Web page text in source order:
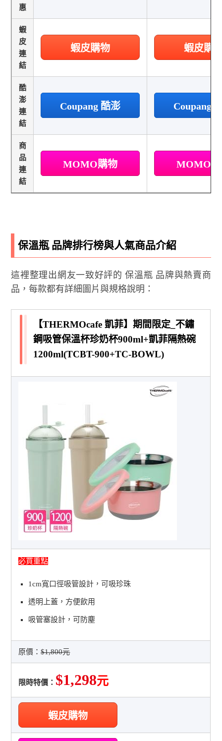
惠
蝦
皮
連
結
蝦皮購物 蝦皮購
酷
澎
連
結
Coupang 酷澎 Coupang
商
品
連
結
MOMO購物 MOMO
保溫瓶 品牌排行榜與人氣商品介紹
這裡整理出網友一致好評的 保溫瓶 品牌與熱賣商
品，每款都有詳細圖片與規格說明：
【THERMOcafe 凱菲】期間限定_不鏽
鋼吸管保溫杯珍奶杯900ml+凱菲隔熱碗
1200ml(TCBT-900+TC-BOWL)
必買重點
1cm寬口徑吸管設計，可吸珍珠
透明上蓋，方便飲用
吸管塞設計，可防塵
原價：$1,800元
限時特價： $1,298元
蝦皮購物